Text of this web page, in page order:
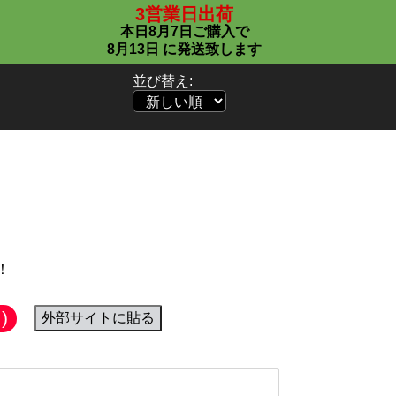
3営業日出荷
本日 8月7日 ご購入で
8月13日 に発送致します
並び替え:
外部サイトに貼る